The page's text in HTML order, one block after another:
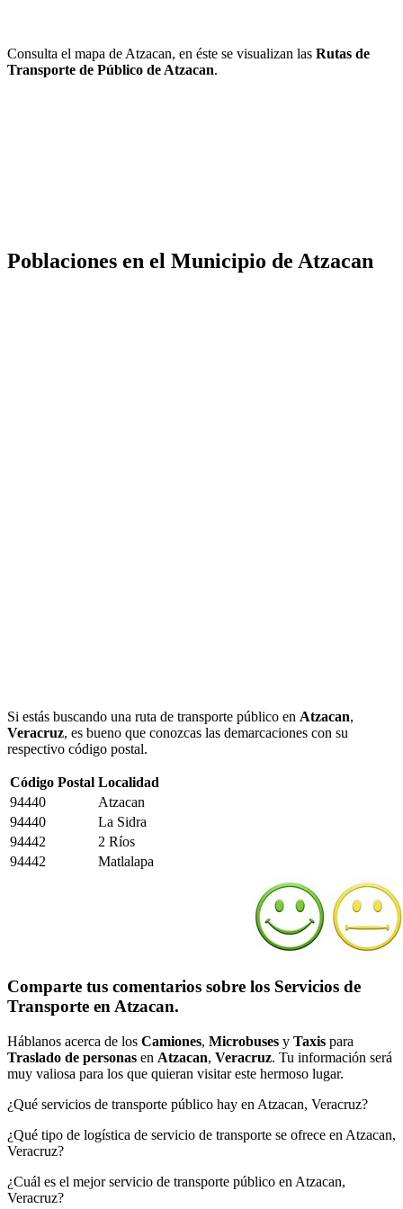
Consulta el mapa de Atzacan, en éste se visualizan las Rutas de
Transporte de Público de Atzacan.
Poblaciones en el Municipio de Atzacan
Si estás buscando una ruta de transporte público en Atzacan,
Veracruz, es bueno que conozcas las demarcaciones con su
respectivo código postal.
Código Postal Localidad
94440
Atzacan
94440
La Sidra
94442
2 Ríos
94442
Matlalapa
Comparte tus comentarios sobre los Servicios de
Transporte en Atzacan.
Háblanos acerca de los Camiones, Microbuses y Taxis para
Traslado de personas en Atzacan, Veracruz. Tu información será
muy valiosa para los que quieran visitar este hermoso lugar.
¿Qué servicios de transporte público hay en Atzacan, Veracruz?
¿Qué tipo de logística de servicio de transporte se ofrece en Atzacan,
Veracruz?
¿Cuál es el mejor servicio de transporte público en Atzacan,
Veracruz?